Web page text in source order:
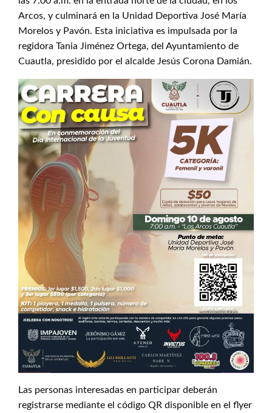
Arcos, y culminará en la Unidad Deportiva José María
Morelos y Pavón. Esta iniciativa es impulsada por la
regidora Tania Jiménez Ortega, del Ayuntamiento de
Cuautla, presidido por el alcalde Jesús Corona Damián.
Las personas interesadas en participar deberán
registrarse mediante el código QR disponible en el flyer